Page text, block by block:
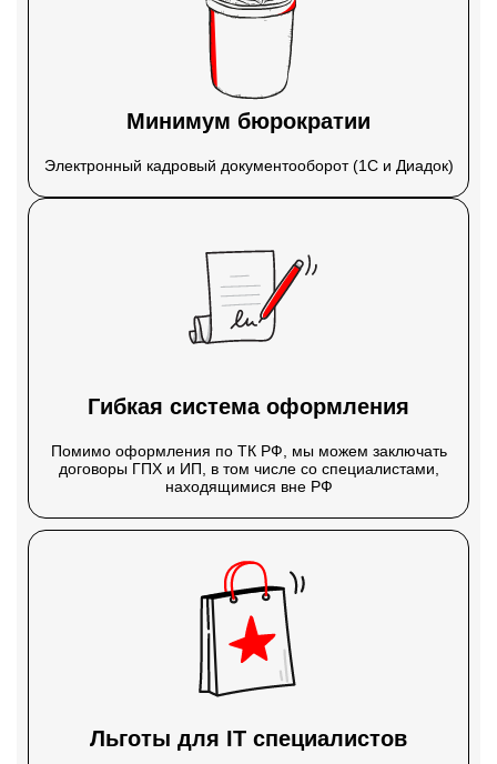
Гибкая система оформления
Помимо оформления по ТК РФ, мы можем заключать
договоры ГПХ и ИП, в том числе со специалистами,
находящимися вне РФ
Льготы для IT специалистов
Минимум бюрократии
Электронный кадровый документооборот (1С и Диадок)